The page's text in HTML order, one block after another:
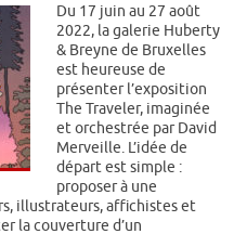
Du 17 juin au 27 août
2022, la galerie Huberty
& Breyne de Bruxelles
est heureuse de
présenter l’exposition
The Traveler, imaginée
et orchestrée par David
Merveille. L’idée de
départ est simple :
proposer à une
illustrateurs, affichistes et
la couverture d’un